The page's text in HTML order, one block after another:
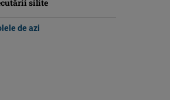
silite
de azi